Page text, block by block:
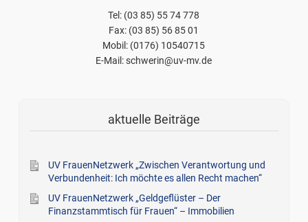
Tel: (03 85) 55 74 778
Fax: (03 85) 56 85 01
Mobil: (0176) 10540715
E-Mail: schwerin@uv-mv.de
aktuelle Beiträge
UV FrauenNetzwerk „Zwischen Verantwortung und
Verbundenheit: Ich möchte es allen Recht machen“
UV FrauenNetzwerk „Geldgeflüster – Der
Finanzstammtisch für Frauen“ – Immobilien